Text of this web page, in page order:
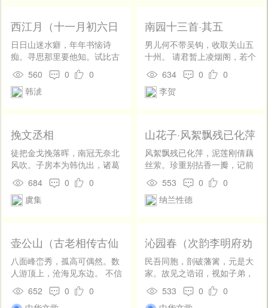
到都会，现于工厂的农民。要
输社会主义入农村中，这农民
工人便是最适宜的媒介者。因
为农民相信他们工人的话，是
在智识阶级之上的。 事实也并
不很远于他的豫料。一八八一
年恐怖主义者竭全力所实行的
果是有力的指导者或死或
因，“民意党”殆濒于消灭。连
不属此党而倾向工人的社会主
义的蒲力汗诺夫等，也终被政
府所压迫，不得不逃亡国外
了。 他在这时候，遂和西欧的
劳动运动相亲，遂开始研究马
第一卷，也比别国早有译本
⑥；许多“民意党”的人们，还
和他个人底地相知，通信。然
而他们所竭尽尊敬的马克斯的
思想，在他们却仅是纯粹的“理
论”，以为和俄国的现实不相
一个小皮球“嘭”地一声打在了
摇椅上，紧接着一个年纪大约
只有两岁的孩子屁颠屁颠地走
“爷爷，球球！”老人摘下眼
镜，笑着起身，把孩子揽入怀
抱，细声细语地说着：“哦，球
阵铜铃般的笑声传入我耳中，
我仿佛看见早已过世的爷爷也
曾这么抱着我。是的，在我人
承载着来自亲人的无数关怀，
西关人特有的温情。 满洲
窗，青瓦砖，古榕树，越来越
地，一个红得早已褪色却又刺
眼的“拆”字赫然出现在我老屋
的墙壁上。这一“拆”字与周遭
之景，周遭平和的氛围是何等
的不相符。这时，我方惊醒：
早在十一年前，这条老巷便已
西江月（十一月初六日
夜偶成）
日日山迷水癖，年年书恼诗
痴。寻思那里要他知。试比古
人犹未。 往往眼甜口苦，常常
心是身非。如何则甚破他疑。
只学今人足矣。
560 0
0
韩淲
南园十三首·其五
男儿何不带吴钩，收取关山五
十州。 请君暂上凌烟阁，若个
书生万户侯？
634 0
0
李贺
挽文丞相
徒把金戈挽落晖，南冠无奈北
风吹。子房本为韩仇出，诸葛
宁知汉祚移。云暗鼎湖龙去
远，月明华表鹤归迟。不须更
上新亭望，大不如前洒泪时。
684 0
0
虞集
山花子·风絮飘残已化萍
风絮飘残已化萍，泥莲刚倩藕
丝萦。珍重别拈香一瓣，记前
生。人到情多情转薄，而今真
个悔多情。又到断肠回首处，
泪偷零。
553 0
0
纳兰性德
壶公山（古老相传古仙
姓陈名壶公于此山成道
因而名焉）
八面峰峦秀，孤高可偶然。数
人游顶上，沧海见东边。 不信
无灵洞，相传有古仙。橘如珠
夏在，池象月垂穿。 仿佛尝闻
652 0
0
沁园春（次韵李明府劝
农）
民吾同胞，剖破藩篱，元是大
家。故见之诰诏，视如子弟，
谆勤恳切，悃＿无华。孝悌力
田，职当劝相，起早非干为看
533 0
0